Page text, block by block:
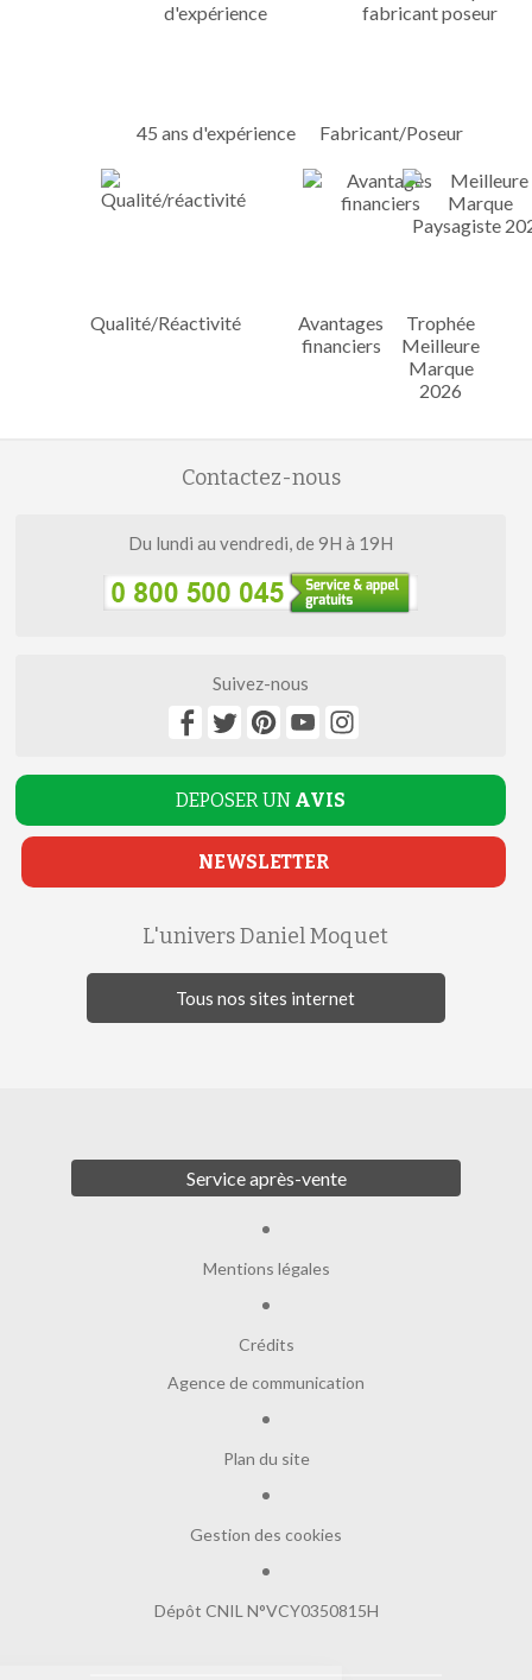
45 ans d'expérience Fabricant/Poseur
Qualité/Réactivité
Avantages
financiers
Trophée
Meilleure
Marque
2026
Contactez-nous
Du lundi au vendredi, de 9H à 19H
Suivez-nous
DEPOSER UN AVIS
NEWSLETTER
L'univers Daniel Moquet
Tous nos sites internet
Service après-vente
Mentions légales
Crédits
Agence de communication
Plan du site
Gestion des cookies
Dépôt CNIL N°VCY0350815H